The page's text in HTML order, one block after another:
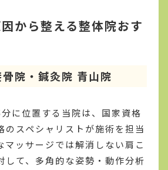
から整える整体院おす
院・鍼灸院 青山院
に位置する当院は、国家資格
のスペシャリストが施術を担当
マッサージでは解消しない肩こ
して、多角的な姿勢・動作分析